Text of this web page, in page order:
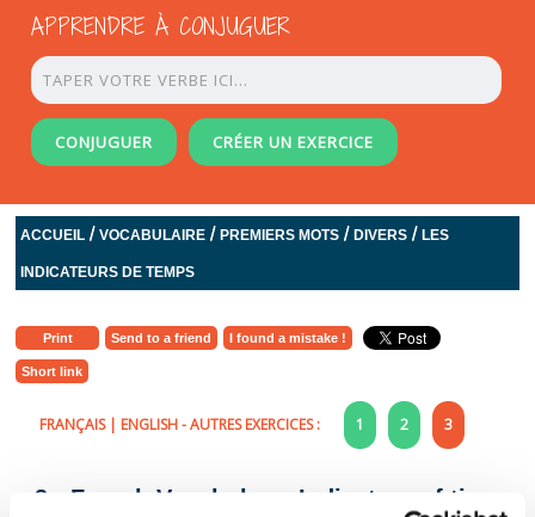
APPRENDRE À CONJUGUER
CONJUGUER CRÉER UN EXERCICE
ACCUEIL /VOCABULAIRE /PREMIERS MOTS /DIVERS /LES
INDICATEURS DE TEMPS
Print Send to a friend I found a mistake !
Short link
FRANÇAIS| ENGLISH- AUTRES EXERCICES : 1 2 3
3 - French Vocabulary: Indicators of time